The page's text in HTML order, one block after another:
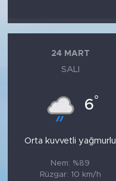
24 MART
SALI
6°
Orta kuvvetli yağmurlu
Nem: %89
Rüzgar: 10 km/h